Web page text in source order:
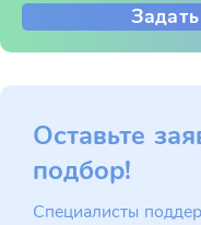
Оставьте
подбор!
Специалисты